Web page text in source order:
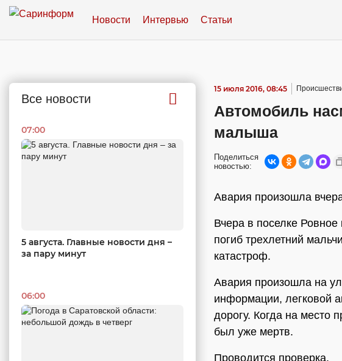
Новости Интервью Статьи
Все новости
07:00
5 августа. Главные новости дня –
за пару минут
06:00
15 июля 2016, 08:45
Автомобиль
малыша
Поделиться
новостью:
Авария произошла
Вчера в поселке
погиб трехлетний
катастроф.
Авария произошла на
информации, легковой
дорогу. Когда на место
был уже мертв.
Проводится проверка.